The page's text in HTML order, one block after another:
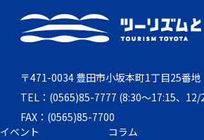
〒471-0034 豊田市小坂本町1丁目25番
TEL：(0565)85-7777 (8:30～17:15、12/
FAX：(0565)85-7700
イベント
コラム